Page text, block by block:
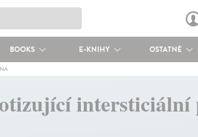
BOOKS E-KNIHY OSTATNÉ
intersticiální